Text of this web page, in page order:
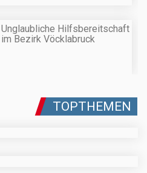
Unglaubliche Hilfsbereitschaft
im Bezirk Vöcklabruck
TOPTHEMEN